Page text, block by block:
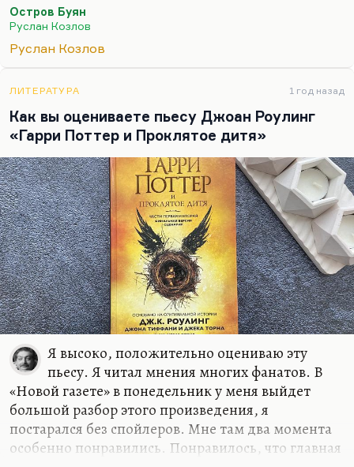
редактировал «Смену» ленинградскую, он автор
первой публикации о «Митьках», он и открыл их
как течение. Он был автором первого ответа
принципами». Когда все замерли, думая, что это
произошел поворот в правительстве, а вот Козлов
взял и написал очень резкую и язвительную
статью «Не могу молчать».
Я знал его как очень сильного публициста. Он
замечательно писал,…
Остров Буян
Руслан Козлов
Руслан Козлов
ЛИТЕРАТУРА 1 год назад
Как вы оцениваете пьесу Джоан Роулинг
«Гарри Поттер и Проклятое дитя»
Я высоко, положительно оцениваю эту
пьесу. Я читал мнения многих фанатов. В
«Новой газете» в понедельник у меня выйдет
большой разбор этого произведения, я
постарался без спойлеров. Мне там два момента
особенно понравились. Понравилось, что главная